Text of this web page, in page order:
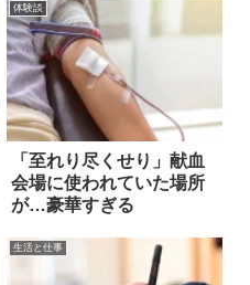
体験談
「至れり尽くせり」献血
会場に使われていた場所
が…豪華すぎる
生活と仕事